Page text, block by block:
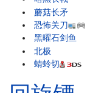
蘑菇长矛
恐怖关刀
黑曜石剑鱼
北极
蜻蛉切